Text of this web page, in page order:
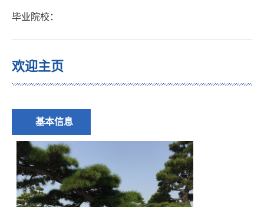
毕业院校：
欢迎主页
基本信息